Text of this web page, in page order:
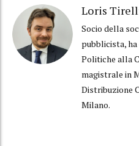
Loris
Socio della
pubblicista, ha
Politiche alla
magistrale in
Distribuzione
Milano.